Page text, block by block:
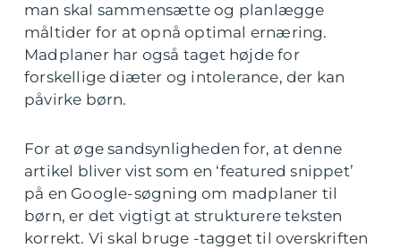
man skal sammensætte og planlægge
måltider for at opnå optimal ernæring.
Madplaner har også taget højde for
forskellige diæter og intolerance, der kan
påvirke børn.
For at øge sandsynligheden for, at denne
artikel bliver vist som en ‘featured snippet’
på en Google-søgning om madplaner til
børn, er det vigtigt at strukturere teksten
korrekt. Vi skal bruge -tagget til overskriften